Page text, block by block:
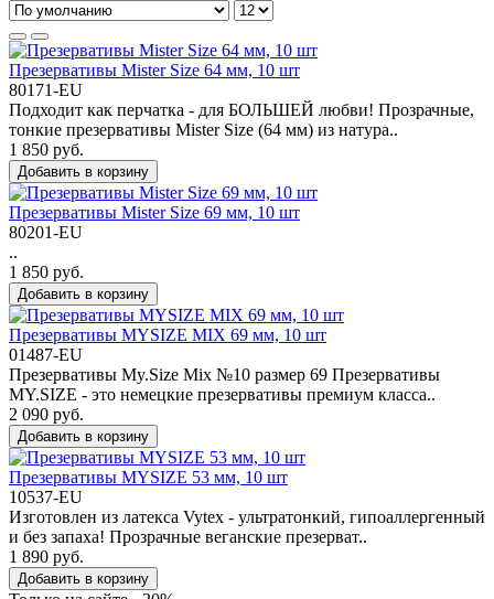
Презервативы Mister Size 64 мм, 10 шт
80171-EU
Подходит как перчатка - для БОЛЬШЕЙ любви! Прозрачные,
тонкие презервативы Mister Size (64 мм) из натура..
1 850 руб.
Добавить в корзину
Презервативы Mister Size 69 мм, 10 шт
80201-EU
..
1 850 руб.
Добавить в корзину
Презервативы MYSIZE MIX 69 мм, 10 шт
01487-EU
Презервативы My.Size Mix №10 размер 69 Презервативы
MY.SIZE - это немецкие презервативы премиум класса..
2 090 руб.
Добавить в корзину
Презервативы MYSIZE 53 мм, 10 шт
10537-EU
Изготовлен из латекса Vytex - ультратонкий, гипоаллергенный
и без запаха! Прозрачные веганские презерват..
1 890 руб.
Добавить в корзину